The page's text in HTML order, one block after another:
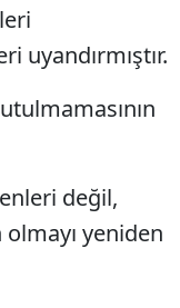
uyandırmıştır.
değil,
yeniden